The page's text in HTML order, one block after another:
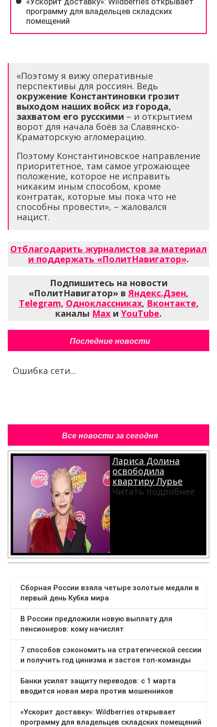
«Поэтому я вижу оперативные
перспективы для россиян. Ведь
окружение Константиновки грозит
выходом наших войск из города,
захватом его русскими – и открытием
ворот для начала боёв за Славянско-
Краматорскую агломерацию.
Поэтому Константиновское направление
приоритетное, там самое угрожающее
положение, которое не исправить
никаким иным способом, кроме
контратак, которые мы пока что не
способны провести», – жаловался
нацист.
Отблагодарить журналистов за материал
и поддержать «ПолитНавигатор».
Подпишитесь на новости
«ПолитНавигатор» в Яндекс.Дзен,
Telegram, Одноклассниках, Вконтакте,
каналы Max и YouTube.
Последние новости
Ошибка сети...
Все новости за сегодня
Лариса Долина
освободила
квартиру Лурье
Читать подробнее